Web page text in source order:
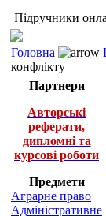
Підручники
Головна
конфлікту
Партнери
Авторські
реферати,
дипломні та
курсові роботи
Предмети
Аграрне право
Адміністративне